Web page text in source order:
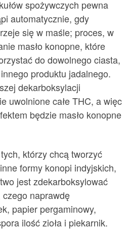
spożywczych pewna
automatycznie, gdy
się w maśle; proces, w
masło konopne, które
do dowolnego ciasta,
produktu jadalnego.
dekarboksylacji
uwolnione całe THC, a więc
będzie masło konopne
którzy chcą tworzyć
formy konopi indyjskich,
jest zdekarboksylować
naprawdę
papier pergaminowy,
ilość zioła i piekarnik.